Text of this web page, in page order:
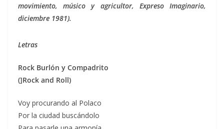
movimiento, músico y agricultor, Expreso Imaginario,
diciembre 1981).
Letras
Rock Burlón y Compadrito
(]Rock and Roll)
Voy procurando al Polaco
Por la ciudad buscándolo